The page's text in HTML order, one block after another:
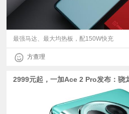
最强马达、最大均热板，配150W快充
方查理